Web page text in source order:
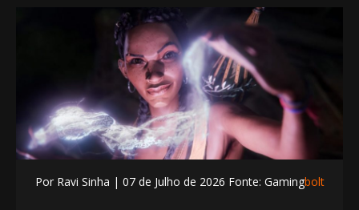
Por Ravi Sinha | 07 de Julho de 2026 Fonte: Gamingbolt